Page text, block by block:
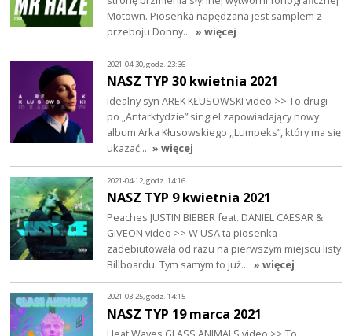
Motown. Piosenka napędzana jest samplem z
przeboju Donny… » więcej
2021-04-30, godz. 23:36
NASZ TYP 30 kwietnia 2021
Idealny syn AREK KŁUSOWSKI video >> To drugi
po „Antarktydzie” singiel zapowiadający nowy
album Arka Kłusowskiego ,,Lumpeks”, który ma się
ukazać… » więcej
2021-04-12, godz. 14:16
NASZ TYP 9 kwietnia 2021
Peaches JUSTIN BIEBER feat. DANIEL CAESAR &
GIVEON video >> W USA ta piosenka
zadebiutowała od razu na pierwszym miejscu listy
Billboardu. Tym samym to już… » więcej
2021-03-25, godz. 14:15
NASZ TYP 19 marca 2021